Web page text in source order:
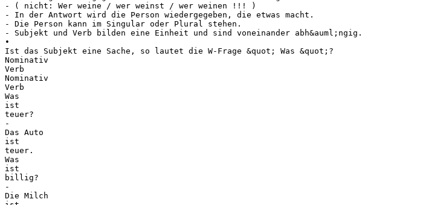
- ( nicht: Wer weine / wer weinst / wer weinen !!! )
- In der Antwort wird die Person wiedergegeben, die etwas macht.
- Die Person kann im Singular oder Plural stehen.
- Subjekt und Verb bilden eine Einheit und sind voneinander abh&auml;ngig.
•
Ist das Subjekt eine Sache, so lautet die W-Frage &quot; Was &quot;?
Nominativ
Verb
Nominativ
Verb
Was
ist
teuer?
-
Das Auto
ist
teuer.
Was
ist
billig?
-
Die Milch